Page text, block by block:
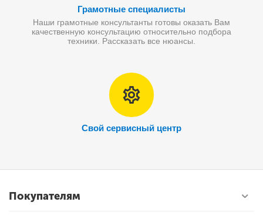
Грамотные специалисты
Наши грамотные консультанты готовы оказать Вам
качественную консультацию относительно подбора
техники. Рассказать все нюансы.
Свой сервисный центр
Покупателям